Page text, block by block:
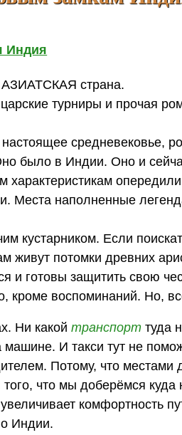
Индия
АЗИАТСКАЯ страна.
турниры и прочая
средневековье,
было в Индии. Оно и
Места наполненные
кустарником. Если
живут потомки древних
и готовы защитить свою
кроме воспоминаний. Но,
Ни какойтранспорт туда
И такси тут не
Потому, что местами
что мы доберёмся куда
комфортность
Индии.